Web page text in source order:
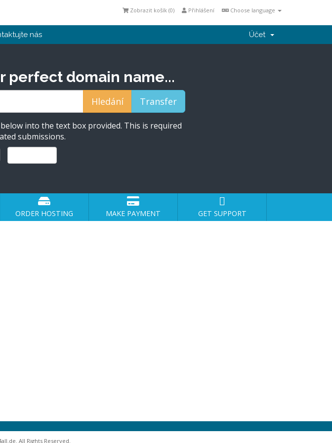
Choose language
Přihlášení
Zobrazit košík (0)
nás Účet
perfect domain name...
into the text box provided. This is required
submissions.
ORDER HOSTING MAKE PAYMENT GET SUPPORT
All Rights Reserved.